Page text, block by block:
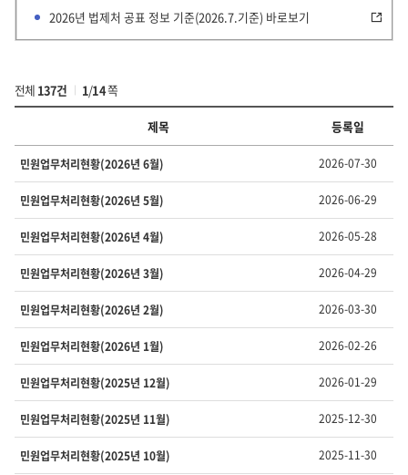
2026년 법제처 공표 정보 기준(2026.7.기준) 바로보기
전체 137건 1/14쪽
서
·
유
형
별
정
보
의
번
호,
제
목,
담
당
부
서,
유
형,
제목 등록일
민원업무처리현황(2026년 6월) 2026-07-30
민원업무처리현황(2026년 5월) 2026-06-29
민원업무처리현황(2026년 4월) 2026-05-28
민원업무처리현황(2026년 3월) 2026-04-29
민원업무처리현황(2026년 2월) 2026-03-30
민원업무처리현황(2026년 1월) 2026-02-26
민원업무처리현황(2025년 12월) 2026-01-29
민원업무처리현황(2025년 11월) 2025-12-30
민원업무처리현황(2025년 10월) 2025-11-30